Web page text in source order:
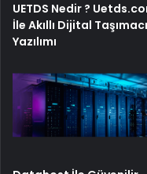
UETDS Nedir ?
İle Akıllı Dijital
Yazılımı